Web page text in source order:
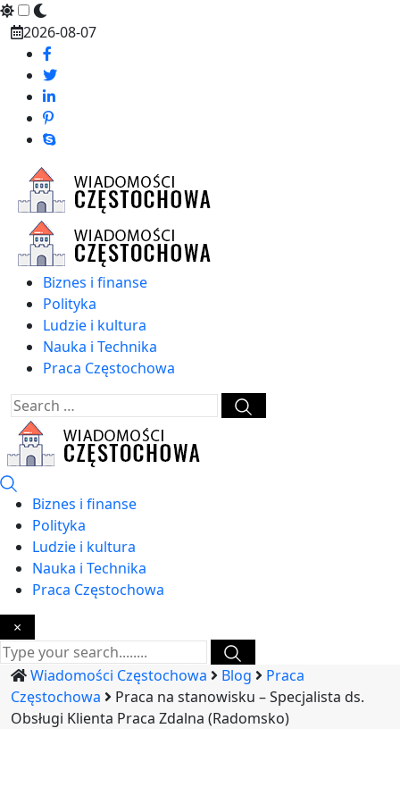
Skip
content
2026-08-07
Biznes i finanse
Polityka
Ludzie i kultura
Nauka i Technika
Praca Częstochowa
Biznes i finanse
Polityka
Ludzie i kultura
Nauka i Technika
Praca Częstochowa
×
Wiadomości Częstochowa Blog
Praca
Częstochowa
Praca na stanowisku – Specjalista ds.
Obsługi Klienta Praca Zdalna (Radomsko)